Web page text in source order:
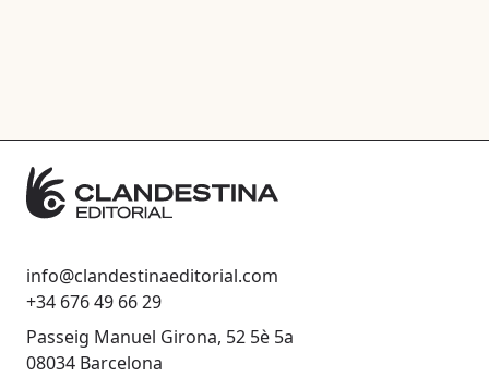
info@clandestinaeditorial.com
+34 676 49 66 29
Passeig Manuel Girona, 52 5è 5a
08034 Barcelona